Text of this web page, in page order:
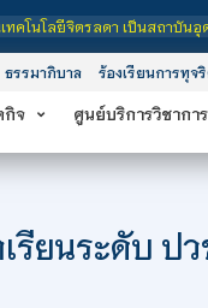
ดมศึกษาในกำกับของรัฐ เปิด
ธรรมาภิบาล ร้องเรียนการทุจ
กิจ ศูนย์บริการวิชาการ
รียนระดับ ป